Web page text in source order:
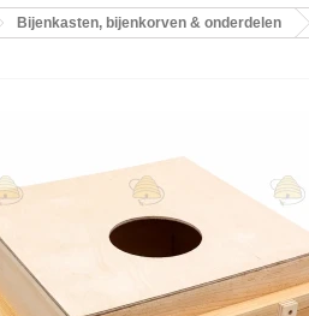
Bijenkasten, bijenkorven & onderdelen